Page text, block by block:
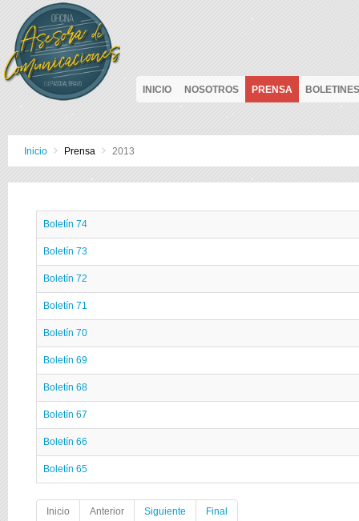
INICIO NOSOTROS PRENSA BOLETINES
Inicio Prensa 2013
Boletín 74
Boletín 73
Boletín 72
Boletín 71
Boletín 70
Boletín 69
Boletín 68
Boletín 67
Boletín 66
Boletín 65
Inicio Anterior Siguiente Final